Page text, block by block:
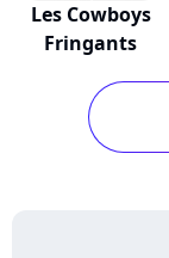
Les Cowboys
Fringants